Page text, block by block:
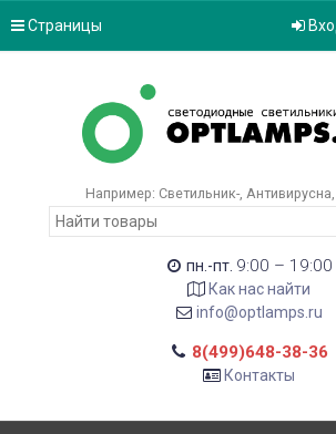
Страницы
Например: Светильник- Антивирусна
пн.-пт. 9:00 – 19:00
Как нас найти
info@optlamps.ru
8(499)648-38-36
Контакты